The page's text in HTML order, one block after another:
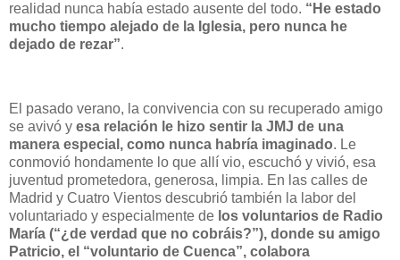
realidad nunca había estado ausente del todo. “He estado
mucho tiempo alejado de la Iglesia, pero nunca he
dejado de rezar”.
El pasado verano, la convivencia con su recuperado amigo
se avivó y esa relación le hizo sentir la JMJ de una
manera especial, como nunca habría imaginado. Le
conmovió hondamente lo que allí vio, escuchó y vivió, esa
juventud prometedora, generosa, limpia. En las calles de
Madrid y Cuatro Vientos descubrió también la labor del
voluntariado y especialmente de los voluntarios de Radio
María (“¿de verdad que no cobráis?”), donde su amigo
Patricio, el “voluntario de Cuenca”, colabora